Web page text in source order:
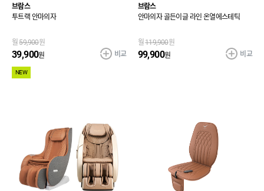
브람스
투트랙 안마의자
월59,900원
39,900원
NEW
비교
브람스
안마의자 골든이글 라인 온열에스테틱
월119,900원
99,900원 비교